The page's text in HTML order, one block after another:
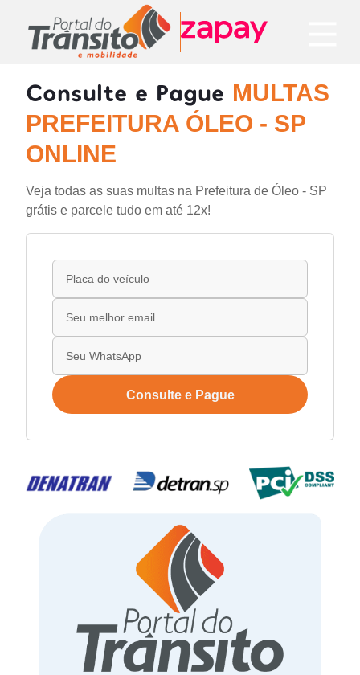
Consulte e Pague MULTAS
PREFEITURA ÓLEO - SP
ONLINE
Veja todas as suas multas na Prefeitura de Óleo - SP
grátis e parcele tudo em até 12x!
Consulte e Pague